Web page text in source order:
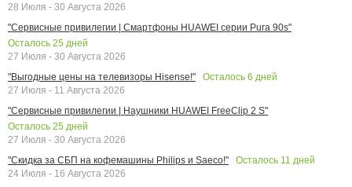
28 Июля - 30 Августа 2026
"Сервисные привилегии | Смартфоны HUAWEI серии Pura 90s"
Осталось 25 дней
27 Июля - 30 Августа 2026
"Выгодные цены на телевизоры Hisense!"
Осталось 6 дней
27 Июля - 11 Августа 2026
"Сервисные привилегии | Наушники HUAWEI FreeClip 2 S"
Осталось 25 дней
27 Июля - 30 Августа 2026
"Скидка за СБП на кофемашины Philips и Saeco!"
Осталось 11 дней
24 Июля - 16 Августа 2026